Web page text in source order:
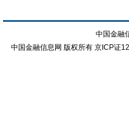
中国金融
中国金融信息网 版权所有 京ICP证